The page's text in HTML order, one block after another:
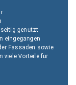
genutzt
eingegangen
Fassaden sowie
viele Vorteile für